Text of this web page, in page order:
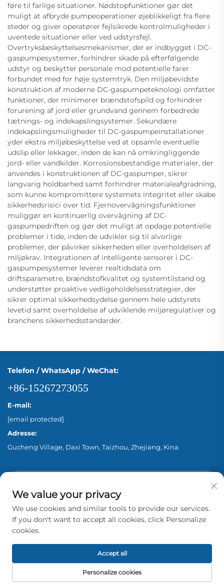
føre til farlige situationer. Nødstopfunktioner gør det
muligt at afbryde pumpeoperationer øjeblikkeligt fra flere
steder og giver operatører fejlsikrede kontrolmuligheder i
uventede situationer eller ved udstyrsfejl.
Overtryksbeskyttelsesmekanismer, der er indbygget i DC-
gaspumpesystemer, forhindrer skade på efterfølgende
udstyr og beskytter personale mod potentielle farer
forbundet med for høje systemtryk. Den miljøbevidste
konstruktion af moderne DC-gaspumpeteknologi omfatter
funktioner, der minimerer brændstofspild og forhindrer
forurening af jord eller grundvand gennem forbedrede
tætnings- og indekapslingsystemer. Sekundære
indekapslingsmuligheder til DC-gaspumpeinstallationer
yder ekstra miljøbeskyttelse ved at opsamle eventuelle
udslip eller lekkager, inden de kan nå omkringliggende
jord- eller vandkilder. Korrosionsbestandige materialer, der
anvendes i konstruktionen af DC-gaspumper, sikrer
langvarig holdbarhed samt forhindrer materialeafgradning,
som kunne kompromittere systemets integritet eller skabe
sikkerhedsrisici over tid. Fjernovervågningsfunktioner
muliggør en kontinuerlig overvågning af DC-
gaspumpedriften og gør det muligt at opdage potentielle
problemer i tide, inden de udvikler sig til alvorlige
problemer, der påvirker sikkerheden eller overholdelsen af
miljøkrav. Integrationen af intelligente sensorer i DC-
gaspumpesystemer leverer realtidsdata om
driftsparametre, brændstofkvalitet og systemtilstand og
understøtter proaktive vedligeholdelsesstrategier, der
sikrer optimal sikkerhedsydelse gennem hele udstyrets
levetid samt overholdelse af udviklende miljøregulativer og
branchens sikkerhedsstandarder.
Telefon / WhatsApp / WeChat:
+86-15267273055
E-mail:
[email protected]
Adresse:
Gucheng Village, Daxi Town, Taizhou, Zhejiang, Kina
Copyright © 2026 Zhejiang Aina Pump Co., Ltd.
Privatlivspolitik
We value your privacy
We use cookies and similar tools to provide our services.
If you don't want to accept all cookies, click Personalize
cookies.
Personalize cookies
Accept all